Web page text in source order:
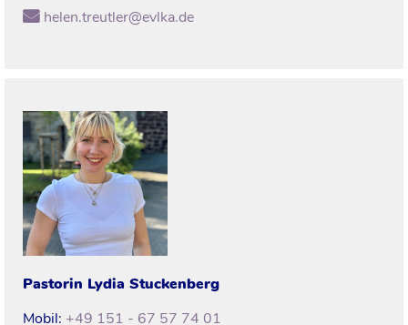
helen.treutler@evlka.de
Pastorin Lydia Stuckenberg
Mobil: +49 151 - 67 57 74 01